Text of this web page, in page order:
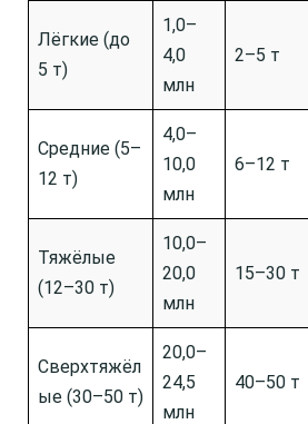
Лёгкие (до
5 т)
1,0–
4,0
млн
2–5 т
Средние (5–
12 т)
4,0–
10,0
млн
6–12 т
Тяжёлые
(12–30 т)
10,0–
20,0
млн
15–30 т
Сверхтяжёл
ые (30–50 т)
20,0–
24,5
млн
40–50 т